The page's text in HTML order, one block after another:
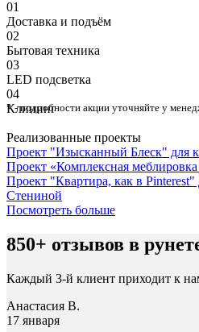
01
Доставка и подъём
02
Бытовая техника
03
⁠LED подсветка
04
Клининг
* - подробности акции уточняйте у
Реализованные проекты
Проект "Изысканный Блеск" для
Проект «Комплексная
Проект "Квартира, как в
Стениной
Посмотреть больше
850+ отзывов в
Каждый 3-й клиент приходит к
Анастасия В.
17 января